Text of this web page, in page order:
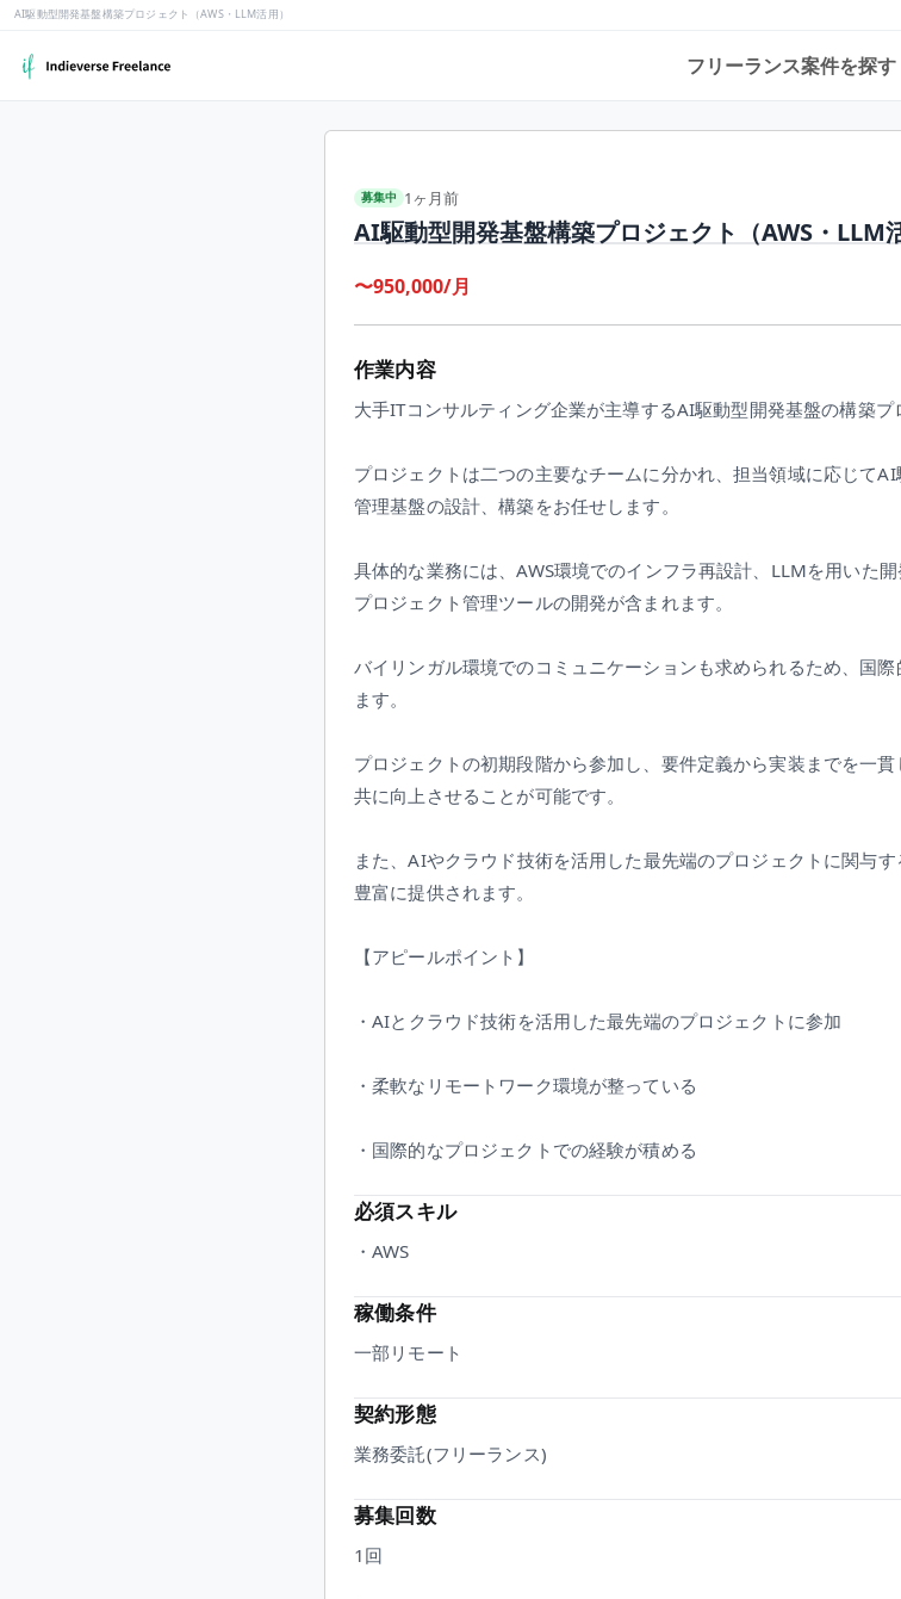
AI駆動型開発基盤構築プロジェクト（AWS・LLM活用）
フリーランス案件を探す
募集中 1ヶ月前
AI駆動型開発基盤構築プロジェクト（AWS・LLM
〜950,000/月
作業内容
大手ITコンサルティング企業が主導するAI駆動型開発基盤の構築プ
プロジェクトは二つの主要なチームに分かれ、担当領域に応じて
管理基盤の設計、構築をお任せします。
具体的な業務には、AWS環境でのインフラ再設計、LLMを用いた
プロジェクト管理ツールの開発が含まれます。
バイリンガル環境でのコミュニケーションも求められるため、国
ます。
プロジェクトの初期段階から参加し、要件定義から実装までを一
共に向上させることが可能です。
また、AIやクラウド技術を活用した最先端のプロジェクトに関与
豊富に提供されます。
【アピールポイント】
・AIとクラウド技術を活用した最先端のプロジェクトに参加
・柔軟なリモートワーク環境が整っている
・国際的なプロジェクトでの経験が積める
必須スキル
・AWS
稼働条件
一部リモート
契約形態
業務委託(フリーランス)
募集回数
1回